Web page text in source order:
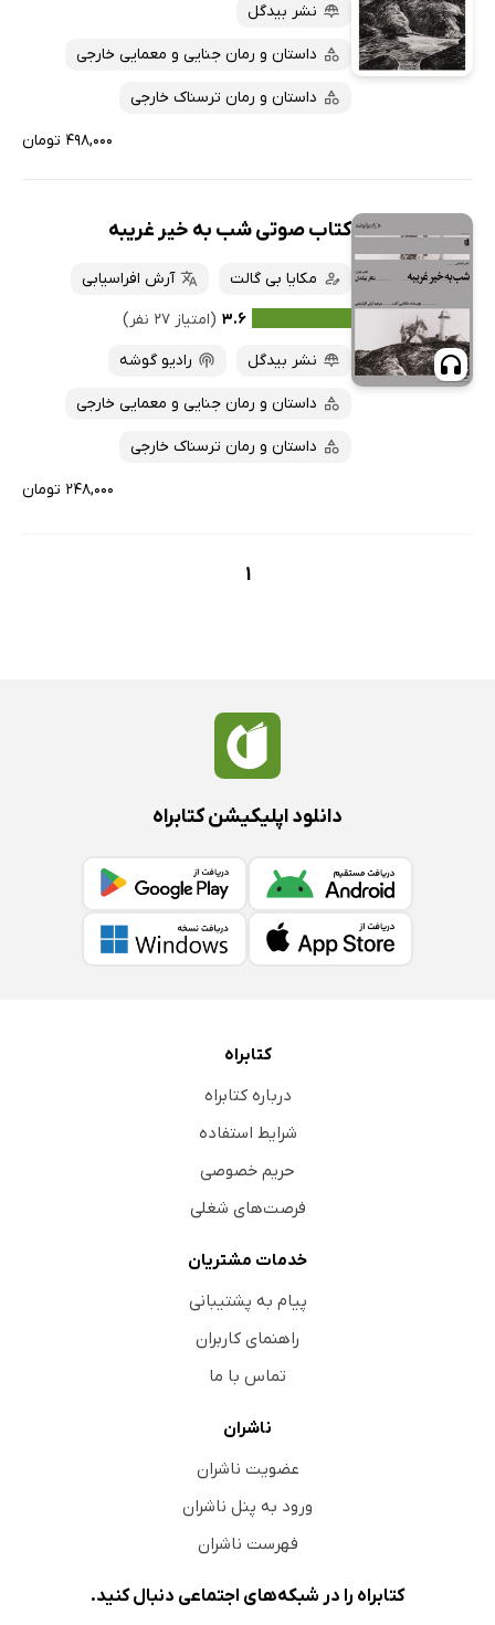
پربحث‌ها
ارزان ترین‌ها
کتاب‌های متنی
نشر بیدگل
داستان و رمان جنایی و معمایی خارجی
داستان و رمان ترسناک خارجی
۴۹۸,۰۰۰ تومان
کتاب صوتی شب به خیر غریبه
مکایا بی گالت
آرش افراسیابی
۳.۶ (امتیاز ۲۷ نفر)
نشر بیدگل
رادیو گوشه
داستان و رمان جنایی و معمایی خارجی
داستان و رمان ترسناک خارجی
۲۴۸,۰۰۰ تومان
1
دانلود اپلیکیشن کتابراه
کتابراه
درباره کتابراه
شرایط استفاده
حریم خصوصی
فرصت‌های شغلی
خدمات مشتریان
پیام به پشتیبانی
راهنمای کاربران
تماس با ما
ناشران
عضویت ناشران
ورود به پنل ناشران
فهرست ناشران
کتابراه را در شبکه‌های اجتماعی دنبال کنید.